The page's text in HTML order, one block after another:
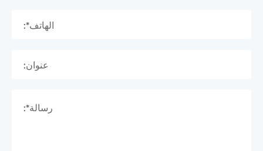
الهاتف*:
عنوان:
رسالة*: